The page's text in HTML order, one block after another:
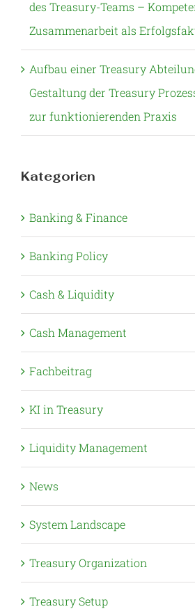
des Treasury-Teams –
Zusammenarbeit als
Aufbau einer Treasury
Gestaltung der Treasury
zur funktionierenden Praxis
Kategorien
Banking & Finance
Banking Policy
Cash & Liquidity
Cash Management
Fachbeitrag
KI in Treasury
Liquidity Management
News
System Landscape
Treasury Organization
Treasury Setup